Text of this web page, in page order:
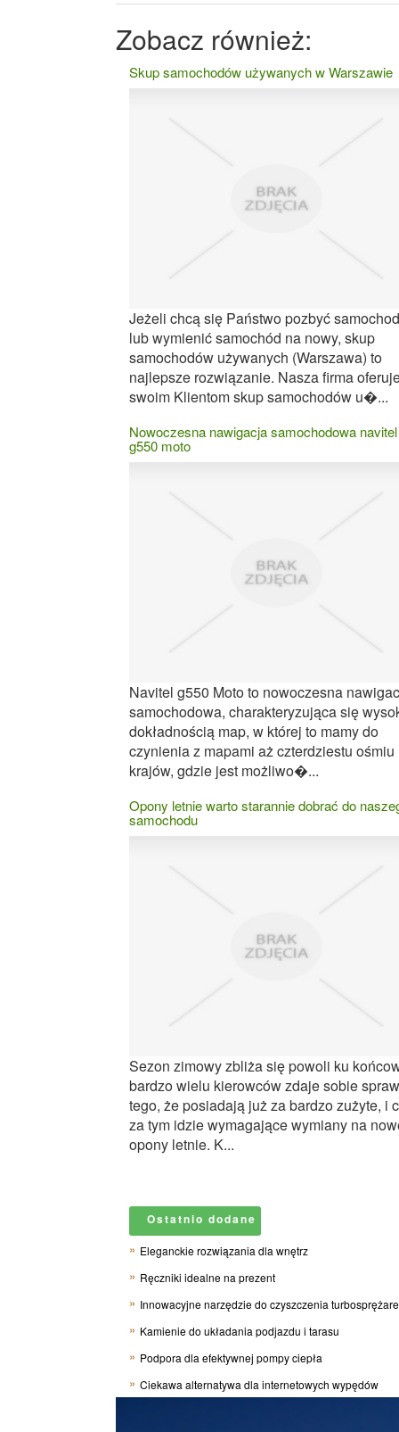
Zobacz również:
Skup samochodów używanych w Warszawie
Jeżeli chcą się Państwo pozbyć
lub wymienić samochód na nowy, skup
samochodów używanych (Warszawa) to
najlepsze rozwiązanie. Nasza firma
swoim Klientom skup samochodów u�...
Nowoczesna nawigacja samochodowa navitel
g550 moto
Navitel g550 Moto to nowoczesna
samochodowa, charakteryzująca się
dokładnością map, w której to mamy do
czynienia z mapami aż czterdziestu ośmiu
krajów, gdzie jest możliwo�...
Opony letnie warto starannie dobrać do
samochodu
Sezon zimowy zbliża się powoli ku
bardzo wielu kierowców zdaje sobie
tego, że posiadają już za bardzo zużyte, i
za tym idzie wymagające wymiany na
opony letnie. K...
Ostatnio dodane
Eleganckie rozwiązania dla wnętrz
Ręczniki idealne na prezent
Innowacyjne narzędzie do czyszczenia
Kamienie do układania podjazdu i tarasu
Podpora dla efektywnej pompy ciepła
Ciekawa alternatywa dla internetowych wypędów